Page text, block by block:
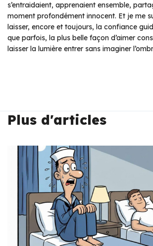
s’entraidaient, apprenaient ensemble,
moment profondément innocent. Et je me
laisser, encore et toujours, la confiance
que parfois, la plus belle façon d’aimer
laisser la lumière entrer sans imaginer
Plus d'articles